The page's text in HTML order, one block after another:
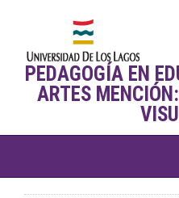
PEDAGOGÍA EN
ARTES